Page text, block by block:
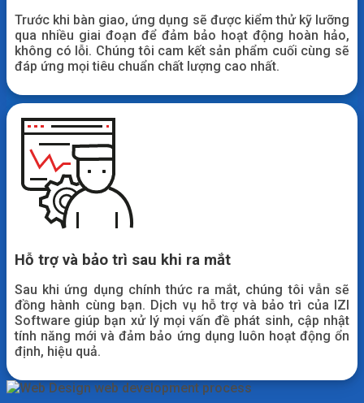
Trước khi bàn giao, ứng dụng sẽ được kiểm thử kỹ lưỡng
qua nhiều giai đoạn để đảm bảo hoạt động hoàn hảo,
không có lỗi. Chúng tôi cam kết sản phẩm cuối cùng sẽ
đáp ứng mọi tiêu chuẩn chất lượng cao nhất.
Hỗ trợ và bảo trì sau khi ra mắt
Sau khi ứng dụng chính thức ra mắt, chúng tôi vẫn sẽ
đồng hành cùng bạn. Dịch vụ hỗ trợ và bảo trì của IZI
Software giúp bạn xử lý mọi vấn đề phát sinh, cập nhật
tính năng mới và đảm bảo ứng dụng luôn hoạt động ổn
định, hiệu quả.